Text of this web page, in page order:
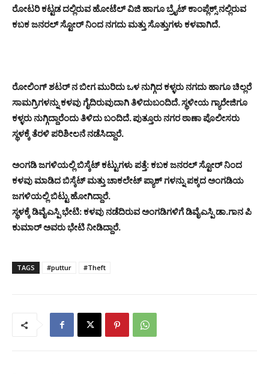
ರೋಟರಿ ಕಟ್ಟಡ ದಲ್ಲಿರುವ ಹೋಟೆಲ್ ವಿಜಿ ಹಾಗೂ ಬ್ರೈಟ್ ಕಾಂಪ್ಲೆಕ್ಸ್ ನಲ್ಲಿರುವ
ಕಬಕ ಜನರಲ್ ಸ್ಟೋರ್ ನಿಂದ ನಗದು ಮತ್ತು ಸೊತ್ತುಗಳು ಕಳವಾಗಿದೆ.
ರೋಲಿಂಗ್ ಶಟರ್ ನ ಬೀಗ ಮುರಿದು ಒಳ ನುಗ್ಗಿದ ಕಳ್ಳರು ನಗದು ಹಾಗೂ ಚಿಲ್ಲರೆ
ಸಾಮಗ್ರಿಗಳನ್ನು ಕಳವು ಗೈದಿರುವುದಾಗಿ ತಿಳಿದುಬಂದಿದೆ. ಸ್ಥಳೀಯ ಗ್ಯಾರೇಜಿಗೂ
ಕಳ್ಳರು ನುಗ್ಗಿದ್ದಾರೆಂದು ತಿಳಿದು ಬಂದಿದೆ. ಪುತ್ತೂರು ನಗರ ಠಾಣಾ ಪೊಲೀಸರು
ಸ್ಥಳಕ್ಕೆ ತೆರಳಿ ಪರಿಶೀಲನೆ ನಡೆಸಿದ್ದಾರೆ.
ಅಂಗಡಿ ಜಗಳಿಯಲ್ಲಿ ಬಿಸ್ಕೆಟ್ ಕಟ್ಟುಗಳು ಪತ್ತೆ: ಕಬಕ ಜನರಲ್ ಸ್ಟೋರ್ ನಿಂದ
ಕಳವು ಮಾಡಿದ ಬಿಸ್ಕೆಟ್ ಮತ್ತು ಚಾಕಲೇಟ್ ಪ್ಯಾಕ್ ಗಳನ್ನು ಪಕ್ಕದ ಅಂಗಡಿಯ
ಜಗಳಿಯಲ್ಲಿ ಬಿಟ್ಟು ಹೋಗಿದ್ದಾರೆ.
ಸ್ಥಳಕ್ಕೆ ಡಿವೈಎಸ್ಪಿ ಭೇಟಿ: ಕಳವು ನಡೆದಿರುವ ಅಂಗಡಿಗಳಿಗೆ ಡಿವೈಎಸ್ಪಿ ಡಾ.ಗಾನ ಪಿ
ಕುಮಾರ್ ಅವರು ಭೇಟಿ ನೀಡಿದ್ದಾರೆ.
TAGS #puttur #Theft